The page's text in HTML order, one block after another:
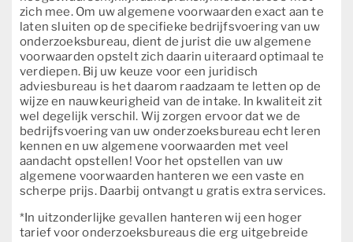
zich mee. Om uw algemene voorwaarden exact aan te
laten sluiten op de specifieke bedrijfsvoering van uw
onderzoeksbureau, dient de jurist die uw algemene
voorwaarden opstelt zich daarin uiteraard optimaal te
verdiepen. Bij uw keuze voor een juridisch
adviesbureau is het daarom raadzaam te letten op de
wijze en nauwkeurigheid van de intake. In kwaliteit zit
wel degelijk verschil. Wij zorgen ervoor dat we de
bedrijfsvoering van uw onderzoeksbureau echt leren
kennen en uw algemene voorwaarden met veel
aandacht opstellen! Voor het opstellen van uw
algemene voorwaarden hanteren we een vaste en
scherpe prijs. Daarbij ontvangt u gratis extra services.
*In uitzonderlijke gevallen hanteren wij een hoger
tarief voor onderzoeksbureaus die erg uitgebreide